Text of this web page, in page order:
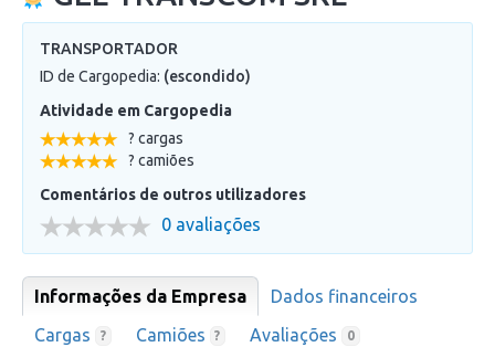
TRANSPORTADOR
ID de Cargopedia: (escondido)
Atividade em Cargopedia
? cargas
? camiões
Comentários de outros utilizadores
0 avaliações
Informações da Empresa
Dados financeiros
Cargas
? Camiões ? Avaliações 0